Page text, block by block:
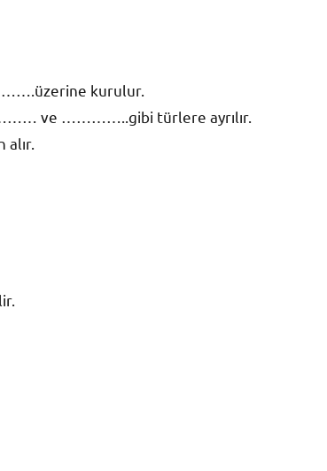
kurulur.
ve …………..gibi türlere ayrılır.